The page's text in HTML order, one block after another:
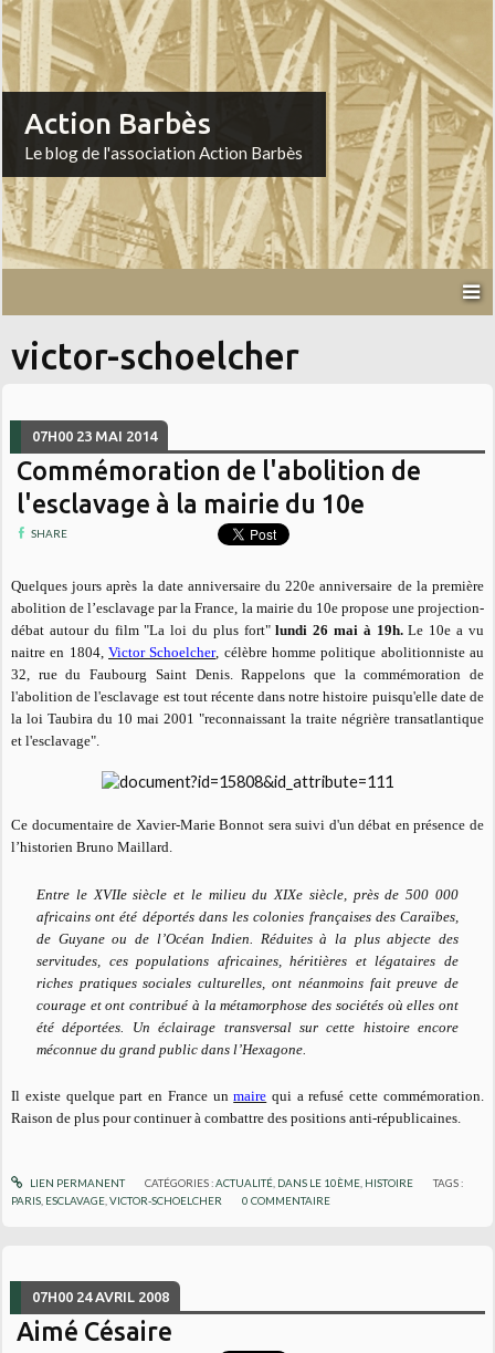
Action Barbès
Le blog de l'association Action Barbès
victor-schoelcher
07H00 23 MAI 2014
Commémoration de l'abolition de
l'esclavage à la mairie du 10e
SHARE
Quelques jours après la date anniversaire du 220e anniversaire de la première
abolition de l’esclavage par la France, la mairie du 10e propose une projection-
débat autour du film "La loi du plus fort"lundi 26 mai à 19h.Le 10e a vu
naitre en 1804,Victor Schoelcher, célèbre homme politique abolitionniste au
32, rue du Faubourg Saint Denis. Rappelons que la commémoration de
l'abolition de l'esclavage est tout récente dans notre histoire puisqu'elle date de
la loi Taubira du 10 mai 2001 "reconnaissant la traite négrière transatlantique
et l'esclavage".
Ce documentaire de Xavier-Marie Bonnot sera suivi d'un débat en présence de
l’historien Bruno Maillard.
Entre le XVIIe siècle et le milieu du XIXe siècle, près de 500 000
africains ont été déportés dans les colonies françaises des Caraïbes,
de Guyane ou de l’Océan Indien. Réduites à la plus abjecte des
servitudes, ces populations africaines, héritières et légataires de
riches pratiques sociales culturelles, ont néanmoins fait preuve de
courage et ont contribué à la métamorphose des sociétés où elles ont
été déportées. Un éclairage transversal sur cette histoire encore
méconnue du grand public dans l’Hexagone.
Il existe quelque part en France unmaire qui a refusé cette commémoration.
Raison de plus pour continuer à combattre des positions anti-républicaines.
LIEN PERMANENT CATÉGORIES :ACTUALITÉ, DANS LE 10ÈME, HISTOIRE
TAGS :
PARIS ESCLAVAGE ,VICTOR-SCHOELCHER 0 COMMENTAIRE
07H00 24 AVRIL 2008
Aimé Césaire